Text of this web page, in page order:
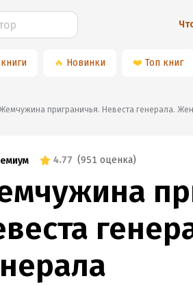
🔥 Новинки ❤️ Топ книг
приграничья. Невеста генерала.
4.77 (951 оценка)